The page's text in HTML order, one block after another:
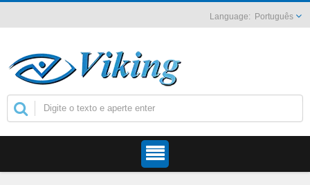
Português